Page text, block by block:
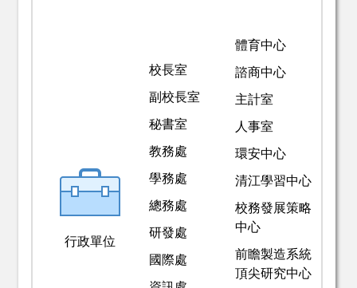
行政單位
校長室
副校長室
秘書室
教務處
學務處
總務處
研發處
國際處
體育中心
諮商中心
主計室
人事室
環安中心
清江學習中心
校務發展策略
中心
前瞻製造系統
頂尖研究中心